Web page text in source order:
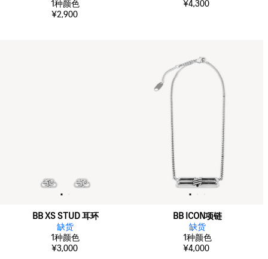
1种颜色
¥2,900
¥4,300
BB XS STUD 耳环
缺货
1种颜色
¥3,000
BB ICON项链
缺货
1种颜色
¥4,000